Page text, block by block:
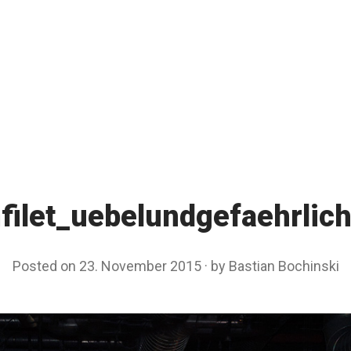
Posted on 23. November 2015 by Bastian Bochinski